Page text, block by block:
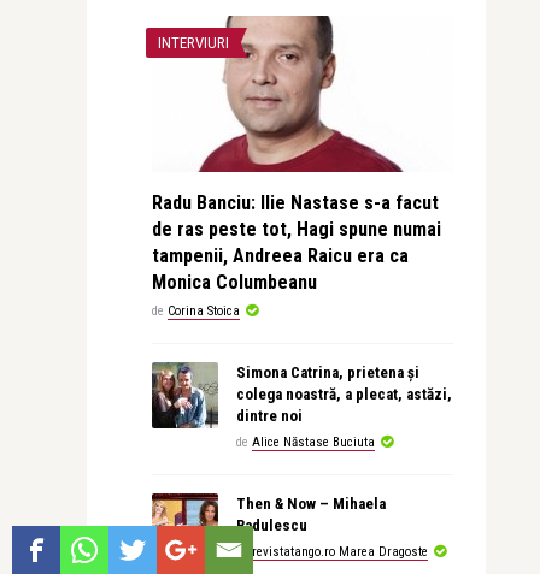
INTERVIURI
Radu Banciu: Ilie Nastase s-a facut
de ras peste tot, Hagi spune numai
tampenii, Andreea Raicu era ca
Monica Columbeanu
de Corina Stoica
Simona Catrina, prietena și
colega noastră, a plecat, astăzi,
dintre noi
de Alice Năstase Buciuta
Then & Now – Mihaela
Radulescu
de revistatango.ro Marea Dragoste